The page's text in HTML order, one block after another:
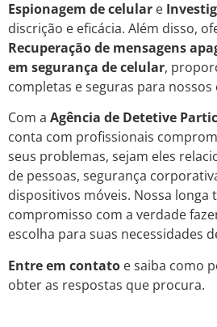
Espionagem de celular e
discrição e eficácia. Além disso,
Recuperação de mensagens
em segurança de celular,
completas e seguras para nossos
Com a Agência de Detetive
conta com profissionais
seus problemas, sejam eles
de pessoas, segurança
dispositivos móveis. Nossa longa
compromisso com a verdade
escolha para suas necessidades
Entre em contato e saiba como
obter as respostas que procura.